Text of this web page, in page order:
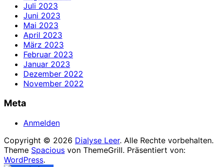
Juli 2023
Juni 2023
Mai 2023
April 2023
März 2023
Februar 2023
Januar 2023
Dezember 2022
November 2022
Meta
Anmelden
Copyright © 2026 Dialyse Leer. Alle Rechte vorbehalten.
Theme Spacious von ThemeGrill. Präsentiert von:
WordPress.